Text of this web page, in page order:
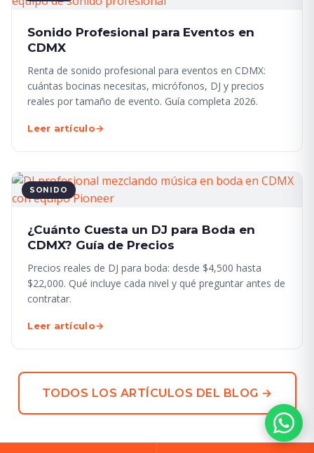
Sonido Profesional para Eventos en
CDMX
Renta de sonido profesional para eventos en CDMX:
cuántas bocinas necesitas, micrófonos, DJ y precios
reales por tamaño de evento. Guía completa 2026.
Leer artículo→
SONIDO
¿Cuánto Cuesta un DJ para Boda en
CDMX? Guía de Precios
Precios reales de DJ para boda: desde $4,500 hasta
$22,000. Qué incluye cada nivel y qué preguntar antes de
contratar.
Leer artículo→
TODOS LOS ARTÍCULOS DEL BLOG →